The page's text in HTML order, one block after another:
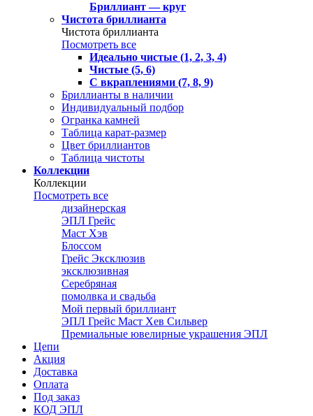
Бриллиант — круг
Чистота бриллианта
Чистота бриллианта
Посмотреть все
Идеально чистые (1, 2, 3, 4)
Чистые (5, 6)
С вкраплениями (7, 8, 9)
Бриллианты в наличии
Индивидуальный подбор
Огранка камней
Таблица карат-размер
Цвет бриллиантов
Таблица чистоты
Коллекции
Коллекции
Посмотреть все
дизайнерская
ЭПЛ Грейс
Маст Хэв
Блоссом
Грейс Эксклюзив
эксклюзивная
Серебряная
помолвка и свадьба
Мой первый бриллиант
ЭПЛ Грейс Маст Хев Сильвер
Премиальные ювелирные украшения ЭПЛ
Цепи
Акция
Доставка
Оплата
Под заказ
КОД ЭПЛ